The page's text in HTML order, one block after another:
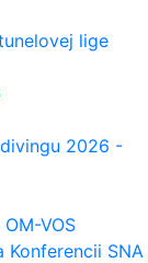
lige
2026 -
VOS
Konferencii SNA